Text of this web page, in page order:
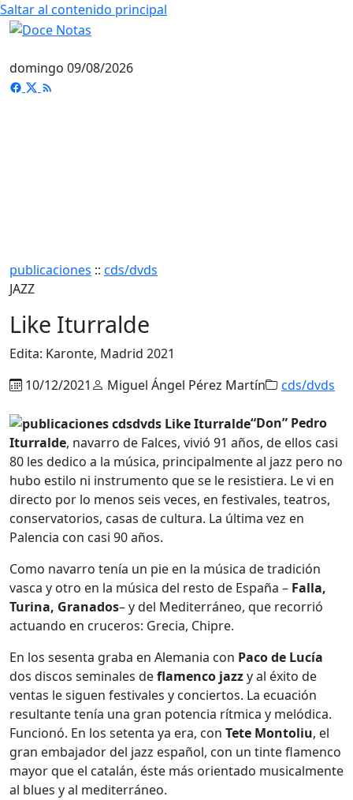
Saltar al contenido principal
domingo 09/08/2026
publicaciones :: cds/dvds
JAZZ
Like Iturralde
Edita: Karonte, Madrid 2021
10/12/2021
Miguel Ángel Pérez Martín cds/dvds
“Don” Pedro
Iturralde, navarro de Falces, vivió 91 años, de ellos casi
80 les dedico a la música, principalmente al jazz pero no
hubo estilo ni instrumento que se le resistiera. Le vi en
directo por lo menos seis veces, en festivales, teatros,
conservatorios, casas de cultura. La última vez en
Palencia con casi 90 años.
Como navarro tenía un pie en la música de tradición
vasca y otro en la música del resto de España – Falla,
Turina, Granados– y del Mediterráneo, que recorrió
actuando en cruceros: Grecia, Chipre.
En los sesenta graba en Alemania con Paco de Lucía
dos discos seminales deflamenco jazzy al éxito de
ventas le siguen festivales y conciertos. La ecuación
resultante tenía una gran potencia rítmica y melódica.
Funcionó. En los setenta ya era, con Tete Montoliu, el
gran embajador del jazz español, con un tinte flamenco
mayor que el catalán, éste más orientado musicalmente
al blues y al mediterráneo.